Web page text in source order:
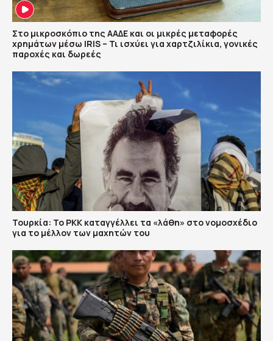
Στο μικροσκόπιο της ΑΑΔΕ και οι μικρές μεταφορές
χρημάτων μέσω IRIS – Τι ισχύει για χαρτζιλίκια, γονικές
παροχές και δωρεές
Τουρκία: Το PKK καταγγέλλει τα «λάθη» στο νομοσχέδιο
για το μέλλον των μαχητών του